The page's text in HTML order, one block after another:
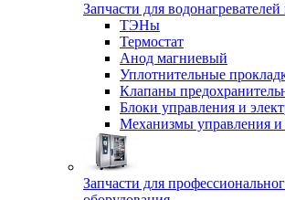
Запчасти для
ТЭНы
Термостат
Анод магниевый
Уплотнительные
Клапаны
Блоки управления и
Механизмы управления и
Запчасти для